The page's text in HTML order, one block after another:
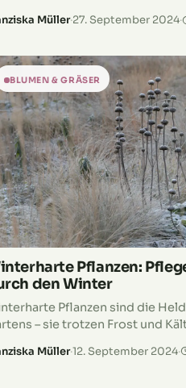
aussäen kannst, um
Herbst? Dann ran an die
loslegen!
Müller·27. September 2024·
BLUMEN & GRÄSER
Pflanzen:
den Winter
Pflanzen sind die
– sie trotzen Frost und
Jahreszeit. Ob robuste
Müller·12. September 2024·